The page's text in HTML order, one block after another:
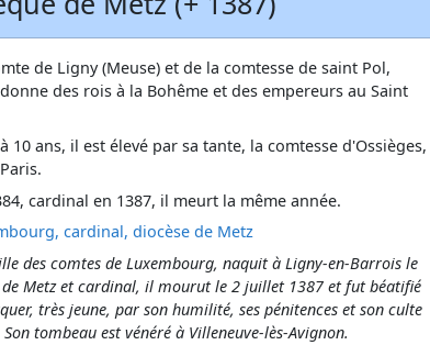
de Ligny (Meuse) et de la comtesse de saint Pol,
des rois à la Bohême et des empereurs au Saint
10 ans, il est élevé par sa tante, la comtesse d'Ossièges,
cardinal en 1387, il meurt la même année.
cardinal, diocèse de Metz
des comtes de Luxembourg, naquit à Ligny-en-Barrois le
Metz et cardinal, il mourut le 2 juillet 1387 et fut béatifié
très jeune, par son humilité, ses pénitences et son culte
tombeau est vénéré à Villeneuve-lès-Avignon.